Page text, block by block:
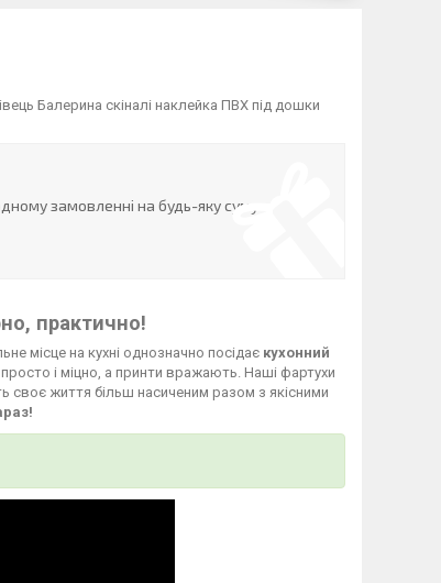
Балерина скіналі наклейка ПВХ під дошки
замовленні на будь-яку суму
практично!
місце на кухні однозначно посідає кухонний
і міцно, а принти вражають. Наші фартухи
своє життя більш насиченим разом з якісними